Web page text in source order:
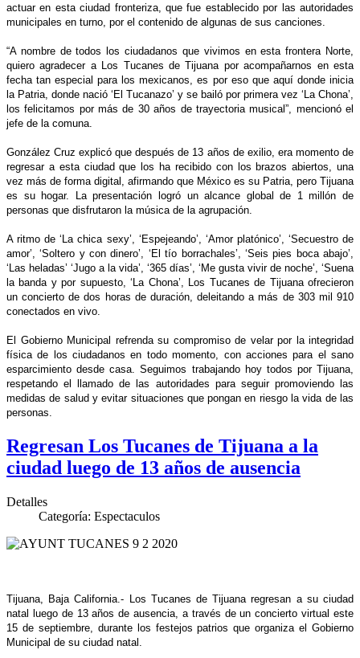
actuar en esta ciudad fronteriza, que fue establecido por las autoridades
municipales en turno, por el contenido de algunas de sus canciones.
“A nombre de todos los ciudadanos que vivimos en esta frontera Norte,
quiero agradecer a Los Tucanes de Tijuana por acompañarnos en esta
fecha tan especial para los mexicanos, es por eso que aquí donde inicia
la Patria, donde nació ‘El Tucanazo’ y se bailó por primera vez ‘La Chona’,
los felicitamos por más de 30 años de trayectoria musical”, mencionó el
jefe de la comuna.
González Cruz explicó que después de 13 años de exilio, era momento de
regresar a esta ciudad que los ha recibido con los brazos abiertos, una
vez más de forma digital, afirmando que México es su Patria, pero Tijuana
es su hogar. La presentación logró un alcance global de 1 millón de
personas que disfrutaron la música de la agrupación.
A ritmo de ‘La chica sexy’, ‘Espejeando’, ‘Amor platónico’, ‘Secuestro de
amor’, ‘Soltero y con dinero’, ‘El tío borrachales’, ‘Seis pies boca abajo’,
‘Las heladas’ ‘Jugo a la vida’, ‘365 días’, ‘Me gusta vivir de noche’, ‘Suena
la banda y por supuesto, ‘La Chona’, Los Tucanes de Tijuana ofrecieron
un concierto de dos horas de duración, deleitando a más de 303 mil 910
conectados en vivo.
El Gobierno Municipal refrenda su compromiso de velar por la integridad
física de los ciudadanos en todo momento, con acciones para el sano
esparcimiento desde casa. Seguimos trabajando hoy todos por Tijuana,
respetando el llamado de las autoridades para seguir promoviendo las
medidas de salud y evitar situaciones que pongan en riesgo la vida de las
personas.
Regresan Los Tucanes de Tijuana a la
ciudad luego de 13 años de ausencia
Detalles
Categoría: Espectaculos
Tijuana, Baja California.- Los Tucanes de Tijuana regresan a su ciudad
natal luego de 13 años de ausencia, a través de un concierto virtual este
15 de septiembre, durante los festejos patrios que organiza el Gobierno
Municipal de su ciudad natal.